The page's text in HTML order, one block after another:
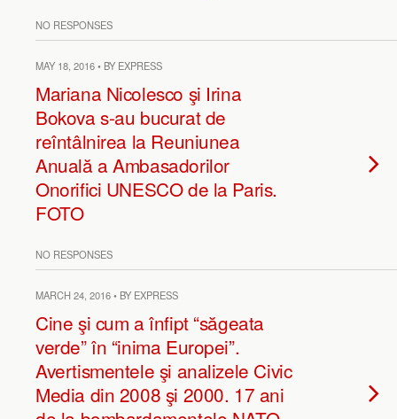
NO RESPONSES
MAY 18, 2016 • BY EXPRESS
Mariana Nicolesco şi Irina
Bokova s-au bucurat de
reîntâlnirea la Reuniunea
Anuală a Ambasadorilor
Onorifici UNESCO de la Paris.
FOTO
NO RESPONSES
MARCH 24, 2016 • BY EXPRESS
Cine şi cum a înfipt “săgeata
verde” în “inima Europei”.
Avertismentele şi analizele Civic
Media din 2008 şi 2000. 17 ani